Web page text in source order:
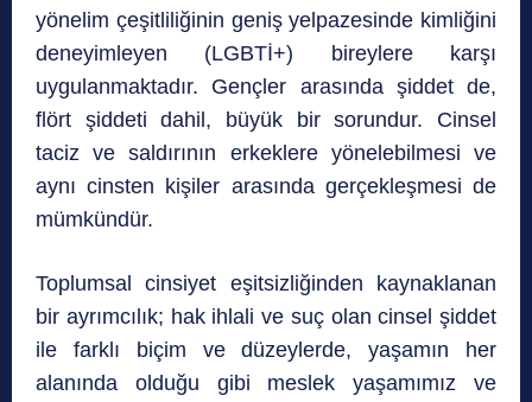
yönelim çeşitliliğinin geniş yelpazesinde kimliğini
deneyimleyen (LGBTİ+) bireylere karşı
uygulanmaktadır. Gençler arasında şiddet de,
flört şiddeti dahil, büyük bir sorundur. Cinsel
taciz ve saldırının erkeklere yönelebilmesi ve
aynı cinsten kişiler arasında gerçekleşmesi de
mümkündür.
Toplumsal cinsiyet eşitsizliğinden kaynaklanan
bir ayrımcılık; hak ihlali ve suç olan cinsel şiddet
ile farklı biçim ve düzeylerde, yaşamın her
alanında olduğu gibi meslek yaşamımız ve